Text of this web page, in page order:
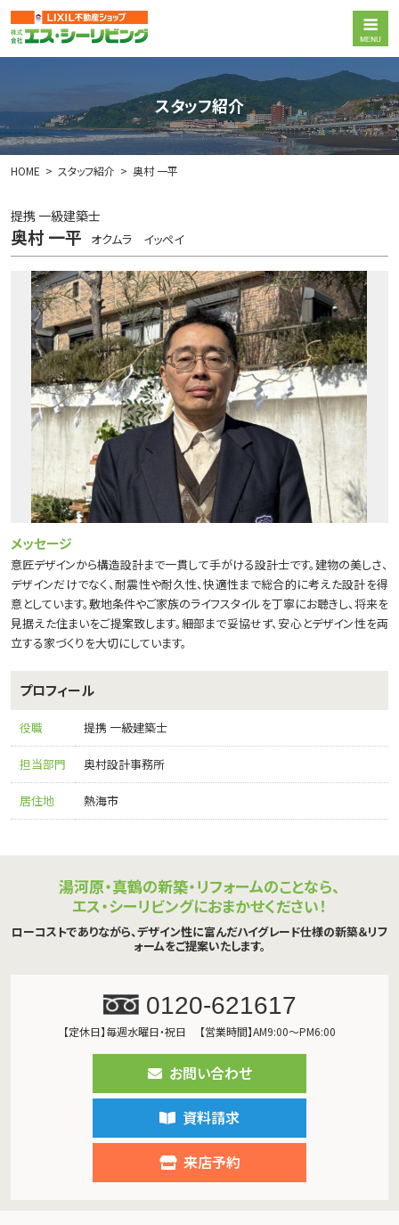
スタッフ紹介
HOME スタッフ紹介 奥村 一平
提携 一級建築士
奥村 一平 オクムラ イッペイ
メッセージ
意匠デザインから構造設計まで一貫して手がける設計士です。建物の美しさ、
デザインだけでなく、耐震性や耐久性、快適性まで総合的に考えた設計を得
意としています。敷地条件やご家族のライフスタイルを丁寧にお聴きし、将来を
見据えた住まいをご提案致します。細部まで妥協せず、安心とデザイン性を両
立する家づくりを大切にしています。
プロフィール
役職 提携 一級建築士
担当部門 奥村設計事務所
居住地 熱海市
湯河原・真鶴の新築・リフォームのことなら、
エス・シーリビングにおまかせください！
ローコストでありながら、デザイン性に富んだハイグレード仕様の新築＆リフ
ォームをご提案いたします。
0120-621617
【定休日】毎週水曜日・祝日 【営業時間】AM9:00～PM6:00
お問い合わせ
資料請求
来店予約